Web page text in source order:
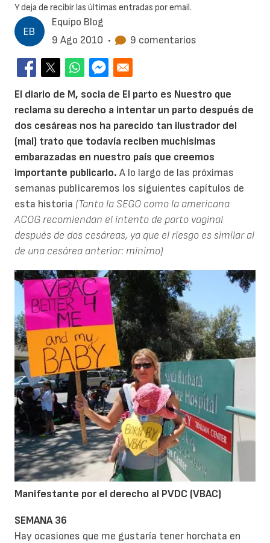
Equipo Blog
9 Ago 2010 • 9 comentarios
El diario de M, socia de El parto es Nuestro que
reclama su derecho a intentar un parto después de
dos cesáreas nos ha parecido tan ilustrador del
(mal) trato que todavía reciben muchisimas
embarazadas en nuestro país que creemos
importante publicarlo. A lo largo de las próximas
semanas publicaremos los siguientes capítulos de
esta historia (Tanto la SEGO como la americana
ACOG recomiendan el intento de parto vaginal
después de dos cesáreas, ya que el riesgo es similar al
de una cesárea anterior: mínimo)
Manifestante por el derecho al PVDC (VBAC)
SEMANA 36
Hay ocasiones que me gustaría tener horchata en
Y deja de recibir las últimas entradas por email.